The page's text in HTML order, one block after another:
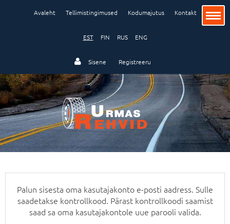
Avaleht Tellimistingimused Kodumajutus Kontakt
EST FIN RUS ENG
Sisene Registreeru
Sõiduauto
Veoauto ja buss
Veljed
Palun sisesta oma kasutajakonto e-posti aadress. Sulle
saadetakse kontrollkood. Pärast kontrollkoodi saamist
saad sa oma kasutajakontole uue parooli valida.